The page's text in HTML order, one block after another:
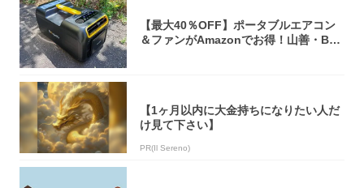
【最大40％OFF】ポータブルエアコン
＆ファンがAmazonでお得！山善・Bo
【1ヶ月以内に大金持ちになりたい人だ
け見て下さい】
PR(Il Sereno)